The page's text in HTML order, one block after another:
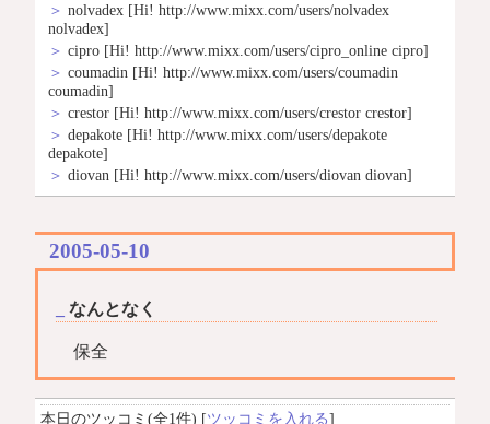
＞ nolvadex [Hi! http://www.mixx.com/users/nolvadex
nolvadex]
＞ cipro [Hi! http://www.mixx.com/users/cipro_online cipro]
＞ coumadin [Hi! http://www.mixx.com/users/coumadin
coumadin]
＞ crestor [Hi! http://www.mixx.com/users/crestor crestor]
＞ depakote [Hi! http://www.mixx.com/users/depakote
depakote]
＞ diovan [Hi! http://www.mixx.com/users/diovan diovan]
2005-05-10
なんとなく
保全
本日のツッコミ(全1件) [ツッコミを入れる]